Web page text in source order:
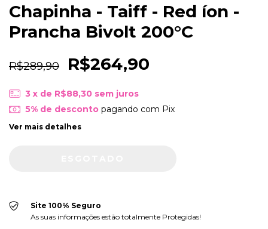
Chapinha - Taiff - Red íon -
Prancha Bivolt 200°C
R$289,90 R$264,90
3 x de R$88,30 sem juros
5% de descontopagando com Pix
Ver mais detalhes
Site 100% Seguro
As suas informações estão totalmente Protegidas!